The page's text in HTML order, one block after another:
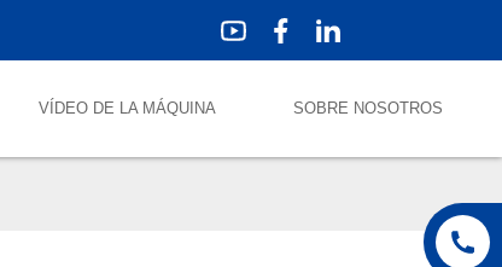
VÍDEO DE LA MÁQUINA SOBRE NOSOTROS